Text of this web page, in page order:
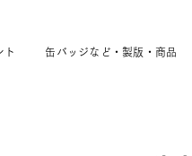
ト 缶バッジなど・製版・商品